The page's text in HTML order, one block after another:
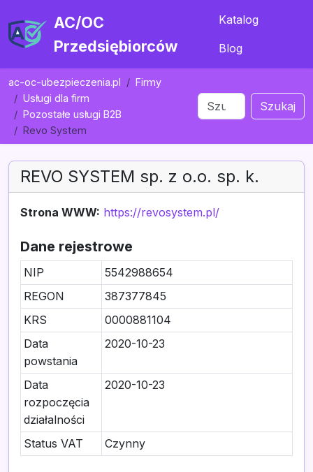
AC/OC
Przedsiębiorców
Katalog
Blog
ac-oc-ubezpieczenia.pl
Firmy
Usługi dla firm
Pozostałe usługi B2B
Revo System
Szukaj
REVO SYSTEM sp. z o.o. sp. k.
Strona WWW: https://revosystem.pl/
Dane rejestrowe
NIP
5542988654
REGON
387377845
KRS
0000881104
Data
powstania
2020-10-23
Data
rozpoczęcia
działalności
2020-10-23
Status VAT Czynny